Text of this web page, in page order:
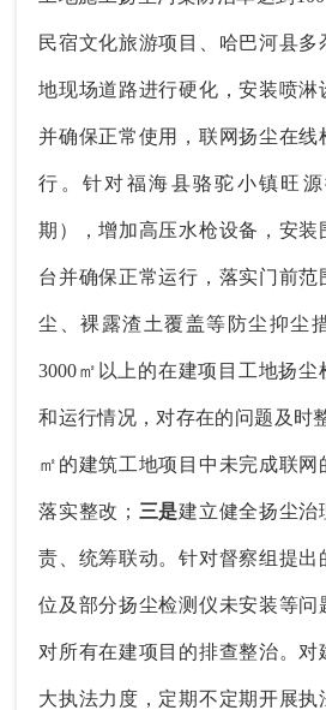
民宿文化旅游项目、哈巴河县多
地现场道路进行硬化，安装喷淋
并确保正常使用，联网扬尘在线
行。针对福海县骆驼小镇旺
期），增加高压水枪设备，安装
台并确保正常运行，落实门前范
尘、裸露渣土覆盖等防尘抑尘
3000㎡以上的在建项目工地扬尘
和运行情况，对存在的问题及时
㎡的建筑工地项目中未完成联网
落实整改； 三是建立健全扬尘治
责、统筹联动。针对督察组提出
位及部分扬尘检测仪未安装等问
对所有在建项目的排查整治。对
大执法力度，定期不定期开展执